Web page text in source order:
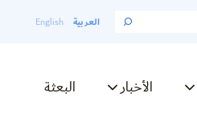
العربية English
الأخبار البعثة